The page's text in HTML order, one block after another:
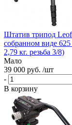
Штатив трипод
собранном виде
2,79 кг. резьба 3/8)
Мало
39 000 руб. /шт
-
В корзину